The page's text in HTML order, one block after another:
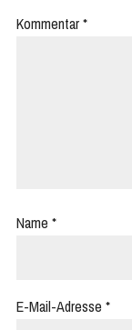
Kommentar*
Name *
E-Mail-Adresse *